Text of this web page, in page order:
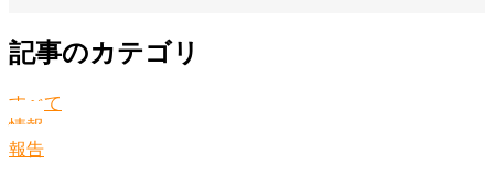
記事のカテゴリ
すべて
情報
報告